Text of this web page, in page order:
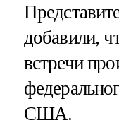
добавили,
встречи
США.